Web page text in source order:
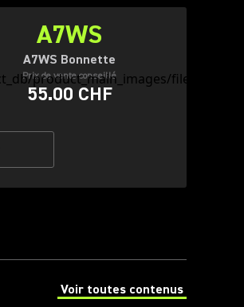
A7WS
A7WS Bonnette
Prix de vente conseillé
55.00 CHF
Voir toutes contenus
(Opens in a new tab)